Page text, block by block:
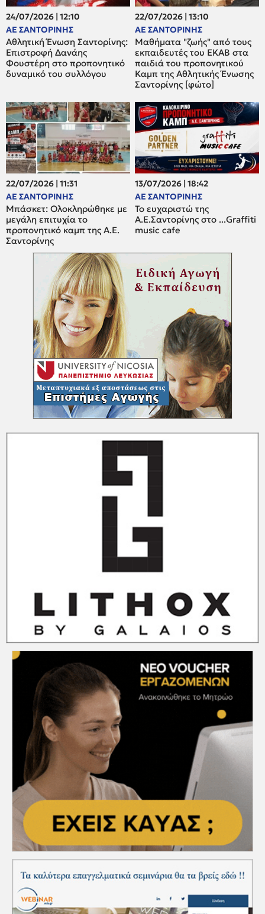
24/07/2026 | 12:10
ΑΕ ΣΑΝΤΟΡΙΝΗΣ
Αθλητική Ένωση Σαντορίνης:
Επιστροφή Δανάης
Φουστέρη στο προπονητικό
δυναμικό του συλλόγου
22/07/2026 | 13:10
ΑΕ ΣΑΝΤΟΡΙΝΗΣ
Μαθήματα "ζωής" από τους
εκπαιδευτές του ΕΚΑΒ στα
παιδιά του προπονητικού
Καμπ της Αθλητικής Ένωσης
Σαντορίνης [φώτο]
22/07/2026 | 11:31
ΑΕ ΣΑΝΤΟΡΙΝΗΣ
Μπάσκετ: Oλοκληρώθηκε με
μεγάλη επιτυχία το
προπονητικό καμπ της Α.Ε.
Σαντορίνης
13/07/2026 | 18:42
ΑΕ ΣΑΝΤΟΡΙΝΗΣ
Το ευχαριστώ της
Α.Ε.Σαντορίνης στο ...Graffiti
music cafe